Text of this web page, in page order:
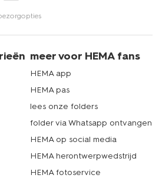
en je ontvangt je bestelling snel
niet uit en heb je binnen de
nieuwe t-shirt bh. Echt HEMA.
meer voor HEMA fans
HEMA app
HEMA pas
lees onze folders
folder via Whatsapp ontvangen
HEMA op social media
HEMA herontwerpwedstrijd
HEMA fotoservice